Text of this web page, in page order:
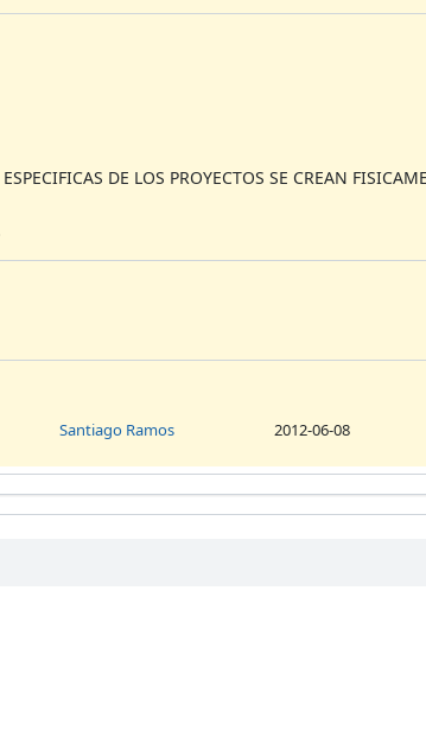
DE LOS PROYECTOS SE CREAN
Santiago Ramos 2012-06-08